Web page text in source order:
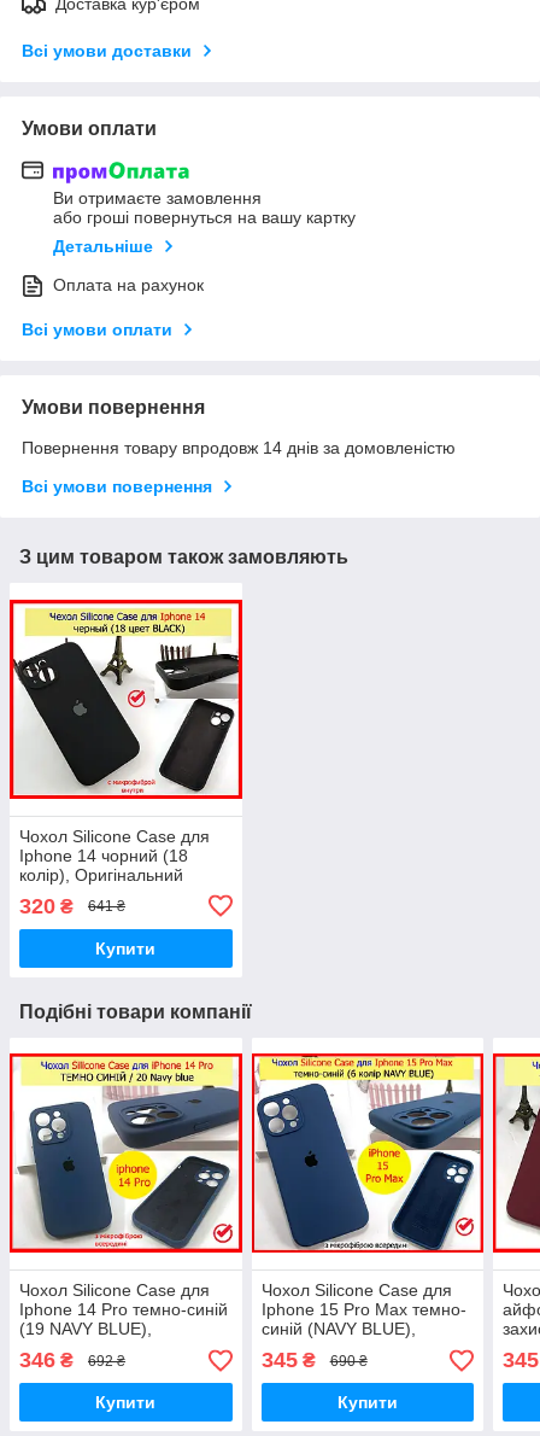
Всі умови доставки
Умови оплати
Ви отримаєте замовлення
або гроші повернуться на вашу картку
Детальніше
Оплата на рахунок
Всі умови оплати
Умови повернення
Повернення товару впродовж 14 днів за домовленістю
Всі умови повернення
З цим товаром також замовляють
Чохол Silicone Case для
Iphone 14 чорний (18
колір), Оригінальний
айфон 14 чорний
320 ₴ 641 ₴
Купити
Подібні товари компанії
Чохол Silicone Case для
Iphone 14 Pro темно-синій
(19 NAVY BLUE),
силіконовий чохол на
АйФОН 14 ПРО синій
346 ₴ 692 ₴
Купити
Чохол Silicone Case для
Iphone 15 Pro Max темно-
синій (NAVY BLUE),
силікон чохол на АйФОН
15 ПРО МАКС синій
345₴ 690 ₴
Купити
14
345